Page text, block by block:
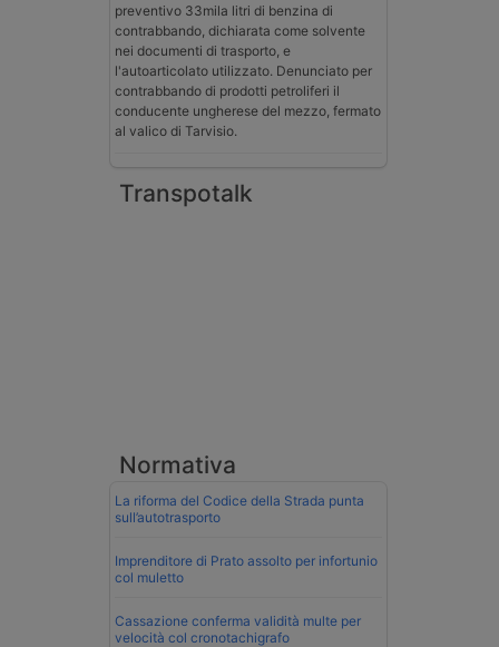
preventivo 33mila litri di benzina di
contrabbando, dichiarata come solvente
nei documenti di trasporto, e
l'autoarticolato utilizzato. Denunciato per
contrabbando di prodotti petroliferi il
conducente ungherese del mezzo, fermato
al valico di Tarvisio.
Transpotalk
Normativa
La riforma del Codice della Strada punta
sull’autotrasporto
Imprenditore di Prato assolto per infortunio
col muletto
Cassazione conferma validità multe per
velocità col cronotachigrafo